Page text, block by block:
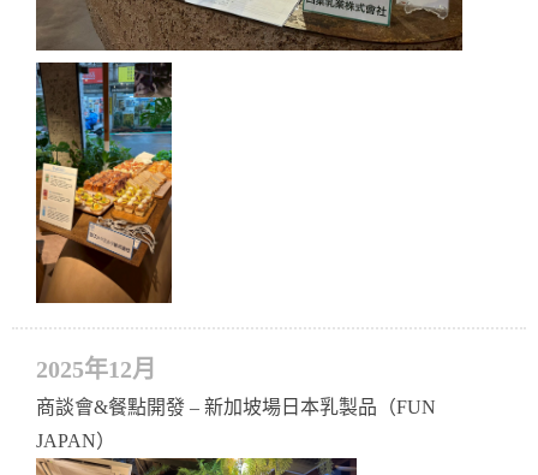
2025年12月
商談會&餐點開發 – 新加坡場日本乳製品（FUN
JAPAN）